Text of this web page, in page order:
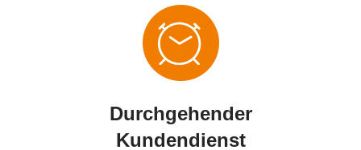
Durchgehender
Kundendienst